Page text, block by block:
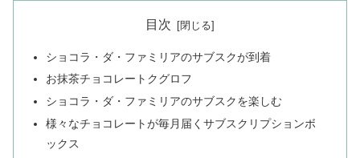
目次
ショコラ・ダ・ファミリアのサブスクが到着
お抹茶チョコレートクグロフ
ショコラ・ダ・ファミリアのサブスクを楽しむ
様々なチョコレートが毎月届くサブスクリプションボ
ックス